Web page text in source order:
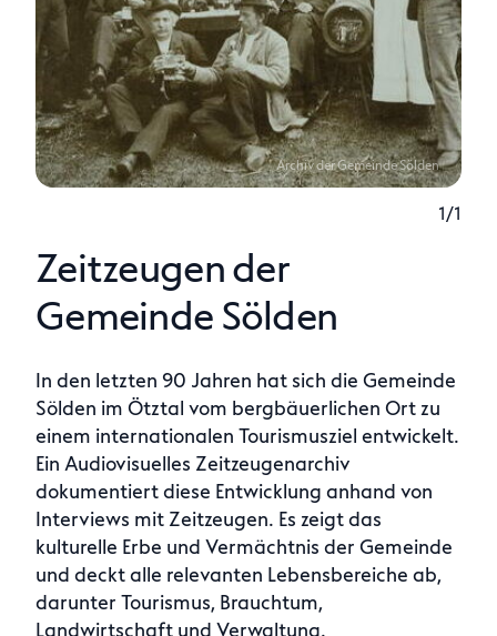
Archiv der Gemeinde Sölden
1/1
Zeitzeugen der
Gemeinde Sölden
In den letzten 90 Jahren hat sich die Gemeinde
Sölden im Ötztal vom bergbäuerlichen Ort zu
einem internationalen Tourismusziel entwickelt.
Ein Audiovisuelles Zeitzeugenarchiv
dokumentiert diese Entwicklung anhand von
Interviews mit Zeitzeugen. Es zeigt das
kulturelle Erbe und Vermächtnis der Gemeinde
und deckt alle relevanten Lebensbereiche ab,
darunter Tourismus, Brauchtum,
Landwirtschaft und Verwaltung.